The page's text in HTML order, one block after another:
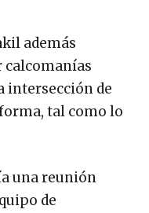
además
calcomanías
intersección de
tal como lo
una reunión
de